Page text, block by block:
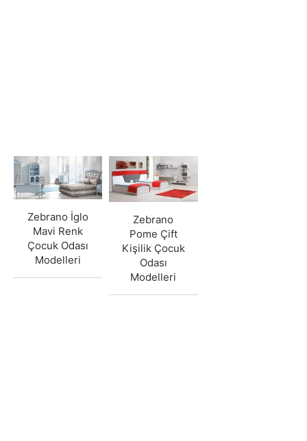
Zebrano İglo
Mavi Renk
Çocuk Odası
Modelleri
Zebrano
Pome Çift
Kişilik Çocuk
Odası
Modelleri